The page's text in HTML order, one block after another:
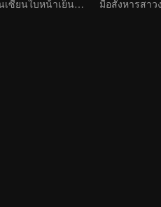
ท่านเซียนใบหน้าเย็นชาติดด่านเคราะห์ความรัก ตกหลุมรักนางมารสาว